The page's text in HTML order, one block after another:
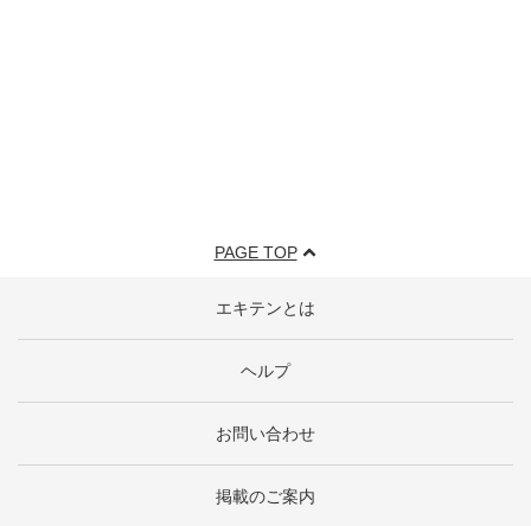
PAGE TOP
エキテンとは
ヘルプ
お問い合わせ
掲載のご案内